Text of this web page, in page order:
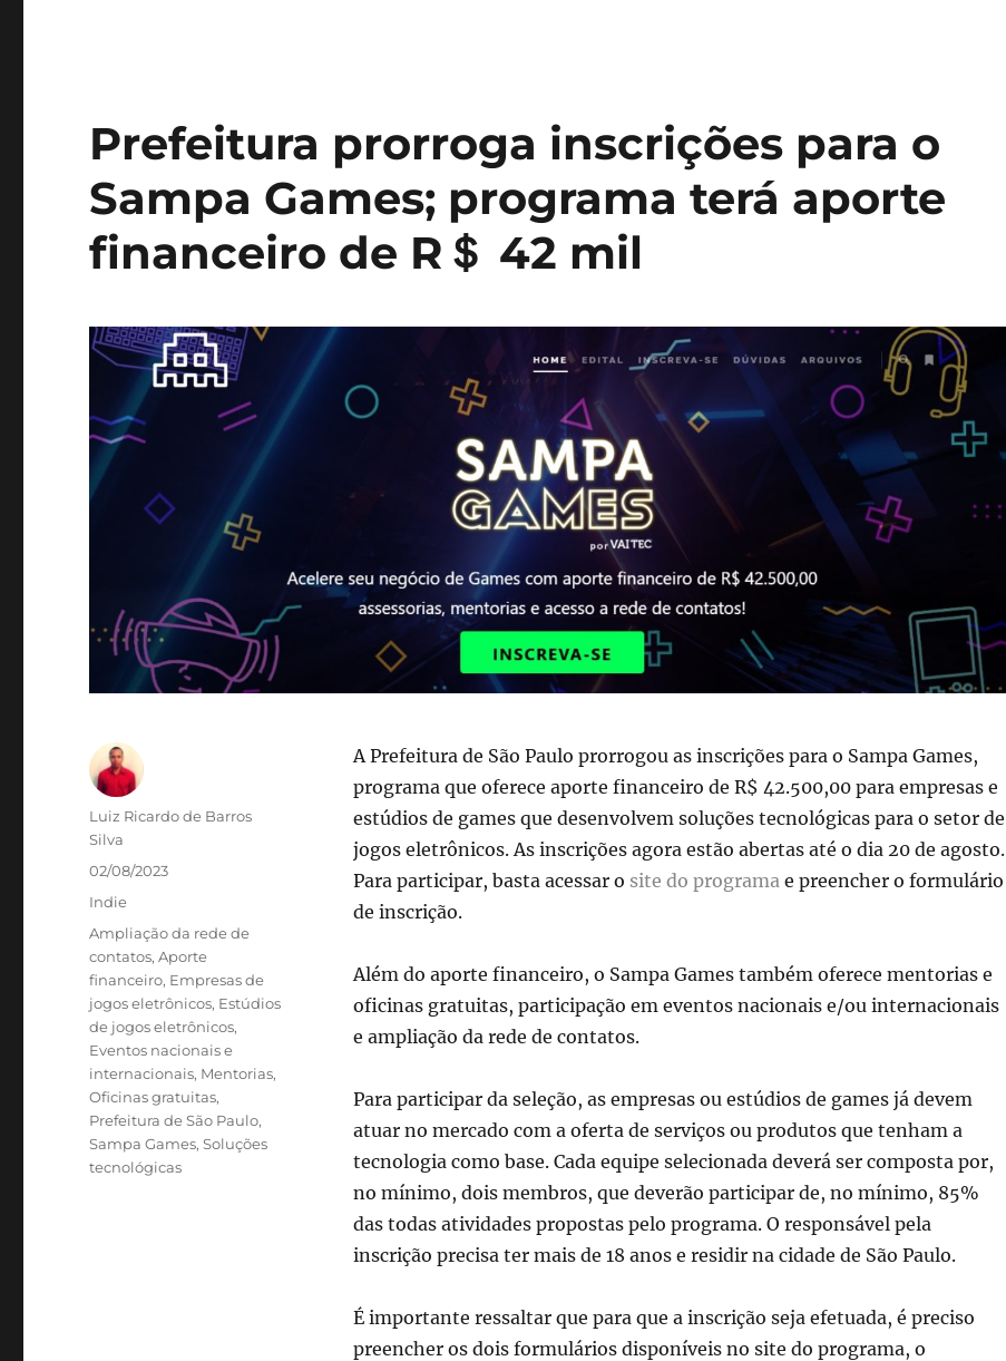
Prefeitura prorroga inscrições para o
Sampa Games; programa terá aporte
financeiro de R＄ 42 mil
A Prefeitura de São Paulo prorrogou as inscrições para o Sampa Games,
programa que oferece aporte financeiro de R$ 42.500,00 para empresas e
estúdios de games que desenvolvem soluções tecnológicas para o setor de
jogos eletrônicos. As inscrições agora estão abertas até o dia 20 de agosto.
Para participar, basta acessar o site do programa e preencher o formulário
de inscrição.
Além do aporte financeiro, o Sampa Games também oferece mentorias e
oficinas gratuitas, participação em eventos nacionais e/ou internacionais
e ampliação da rede de contatos.
Para participar da seleção, as empresas ou estúdios de games já devem
atuar no mercado com a oferta de serviços ou produtos que tenham a
tecnologia como base. Cada equipe selecionada deverá ser composta por,
no mínimo, dois membros, que deverão participar de, no mínimo, 85%
das todas atividades propostas pelo programa. O responsável pela
inscrição precisa ter mais de 18 anos e residir na cidade de São Paulo.
É importante ressaltar que para que a inscrição seja efetuada, é preciso
preencher os dois formulários disponíveis no site do programa, o
Autor
Luiz Ricardo de Barros
Silva
Publicado
em
02/08/2023
Categorias
Indie
Tags
Ampliação da rede de
contatos,Aporte
financeiro, Empresas de
jogos eletrônicos, Estúdios
de jogos eletrônicos,
Eventos nacionais e
internacionais, Mentorias,
Oficinas gratuitas,
Prefeitura de São Paulo,
Sampa Games,Soluções
tecnológicas